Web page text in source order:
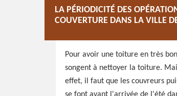
LA PÉRIODICITÉ DES
COUVERTURE DANS LA VILLE
Pour avoir une toiture en très
songent à nettoyer la toiture.
effet, il faut que les couvreurs